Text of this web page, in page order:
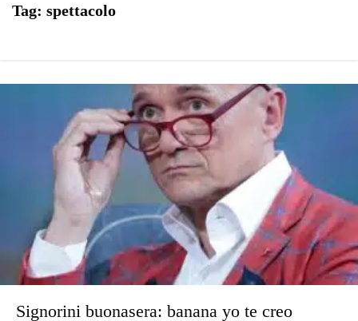
Tag: spettacolo
Signorini buonasera: banana yo te creo